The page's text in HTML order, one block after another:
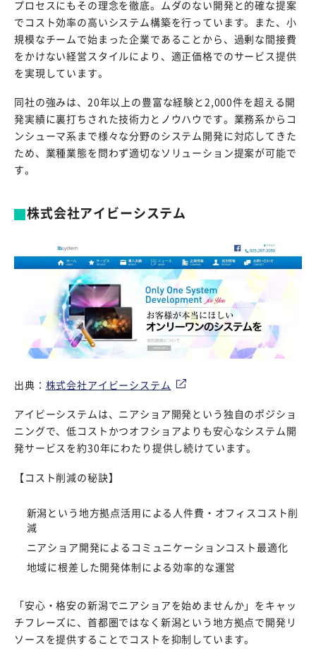
プロセスにもその理念を徹底。ムダのない開発と的確な提案
でコスト効率の高いシステム構築を行っています。また、小
規模なチームで始まった企業であることから、過剰な間接費
をかけない経営スタイルにより、適正価格でのサービス提供
を実現しています。
同社の強みは、20年以上の豊富な経験と2,000件を超える開
発実績に裏打ちされた技術力とノウハウです。業務系からコ
ンシューマ系まで様々な分野のシステム開発に対応してきた
ため、業種業態を問わず適切なソリューション提案が可能で
す。
株式会社アイビーシステム
出典： 株式会社アイビーシステム
アイビーシステムは、ニアショア開発という独自のポジショ
ニングで、低コストかつオフショアよりも安心なシステム開
発サービスを約30年にわたり提供し続けています。
【コスト削減の秘訣】
新潟という地方拠点活用による人件費・オフィスコスト削
減
ニアショア開発によるコミュニケーションコスト最適化
地域に根差した開発体制による効率的な運営
「安心・格安の新潟でニアショアを始めませんか」をキャッ
チフレーズに、首都圏ではなく新潟という地方拠点で開発リ
ソースを提供することでコストを抑制しています。